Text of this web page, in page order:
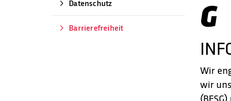
QUICKLINKS
G
Wir
wir
Datenschutz
Barrierefreiheit